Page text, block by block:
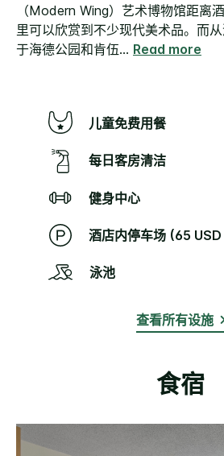
（Modern Wing）艺术博物馆距离
里可以欣赏到不少现代美术品。而
于海德公园和肯伍... Read more
儿童免费用餐
每日客房清洁
健身中心
酒店内停车场 (65
泳池
查看所有设施
食宿